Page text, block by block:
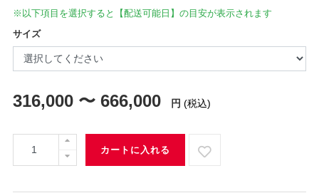
※以下項目を選択すると【配送可能日】の目安が表示されます
サイズ
316,000 〜 666,000 円 (税込)
カートに入れる